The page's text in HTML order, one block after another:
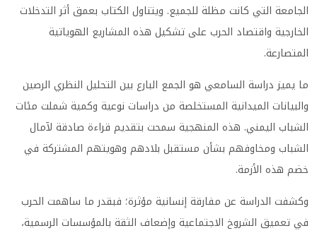
الجامعة التي كانت مظلة للجميع. ويتناول الكتاب بعمق أثر التدخلات
الخارجية واقتصاد الحرب على تشكيل هذه المشاريع الهوياتية
المتصارعة.
ما يميز دراسة السامعي هو الجمع البارع بين التحليل النظري الرصين
والبيانات الميدانية المستخلصة من دراسات نوعية وكمية شملت مئات
الشباب اليمني. هذه المنهجية سمحت بتقديم قراءة صادقة لآمال
الشباب ومخاوفهم بشأن مستقبل بلادهم وهويتهم المشتركة في
خضم هذه الأزمة.
وكشفت الدراسة عن مفارقة إنسانية مؤثرة؛ فبقدر ما ساهمت الحرب
في تعميق الشروخ الاجتماعية وإضعاف الثقة بالمؤسسات الرسمية،